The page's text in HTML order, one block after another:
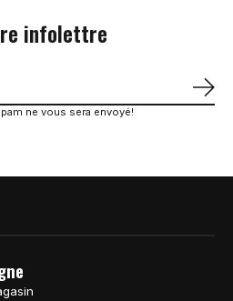
infolettre
ne vous sera envoyé!